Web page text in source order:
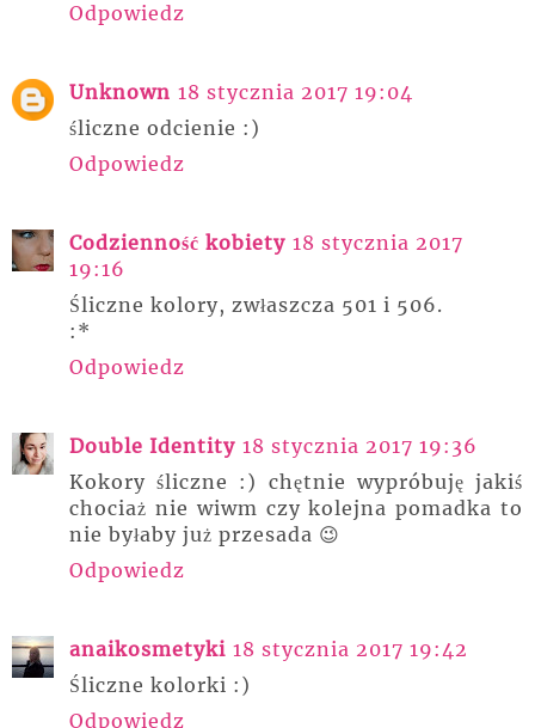
Odpowiedz
Unknown 18 stycznia 2017 19:04
śliczne odcienie :)
Odpowiedz
Codzienność kobiety 18 stycznia 2017
19:16
Śliczne kolory, zwłaszcza 501 i 506.
:*
Odpowiedz
Double Identity 18 stycznia 2017 19:36
Kokory śliczne :) chętnie wypróbuję jakiś
chociaż nie wiwm czy kolejna pomadka to
nie byłaby już przesada 😉
Odpowiedz
anaikosmetyki 18 stycznia 2017 19:42
Śliczne kolorki :)
Odpowiedz